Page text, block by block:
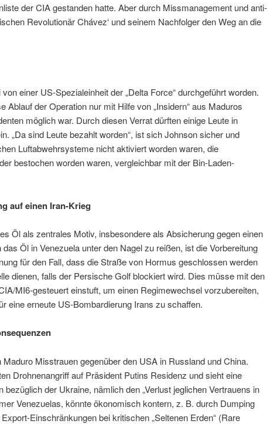
der CIA gestanden hatte. Aber durch Missmanagement und anti-
Revolutionär Chávez‘ und seinem Nachfolger den Weg an die
einer US-Spezialeinheit der „Delta Force“ durchgeführt worden.
der Operation nur mit Hilfe von „Insidern“ aus Maduros
möglich war. Durch diesen Verrat dürften einige Leute in
„Da sind Leute bezahlt worden“, ist sich Johnson sicher und
Luftabwehrsysteme nicht aktiviert worden waren, die
bestochen worden waren, vergleichbar mit der Bin-Laden-
auf einen Iran-Krieg
Öl als zentrales Motiv, insbesondere als Absicherung gegen einen
Öl in Venezuela unter den Nagel zu reißen, ist die Vorbereitung
für den Fall, dass die Straße von Hormus geschlossen werden
dienen, falls der Persische Golf blockiert wird. Dies müsse mit den
MI6-gesteuert einstuft, um einen Regimewechsel vorzubereiten,
eine erneute US-Bombardierung Irans zu schaffen.
Misstrauen gegenüber den USA in Russland und China.
Drohnenangriff auf Präsident Putins Residenz und sieht eine
der Ukraine, nämlich den „Verlust jeglichen Vertrauens in
Venezuelas, könnte ökonomisch kontern, z. B. durch Dumping
Einschränkungen bei kritischen „Seltenen Erden“ (Rare